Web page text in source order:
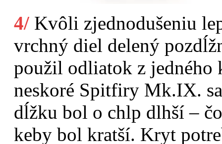
4/ Kvôli zjednodušeniu
vrchný diel delený
použil odliatok z jedného
neskoré Spitfiry Mk.IX.
dĺžku bol o chlp dlhší –
keby bol kratší. Kryt